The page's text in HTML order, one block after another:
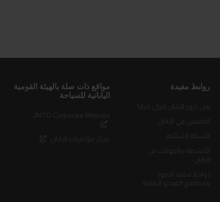
روابط مفيدة
مواقع ذات صلة بالهيئة القومية
اليابانية للسياحة